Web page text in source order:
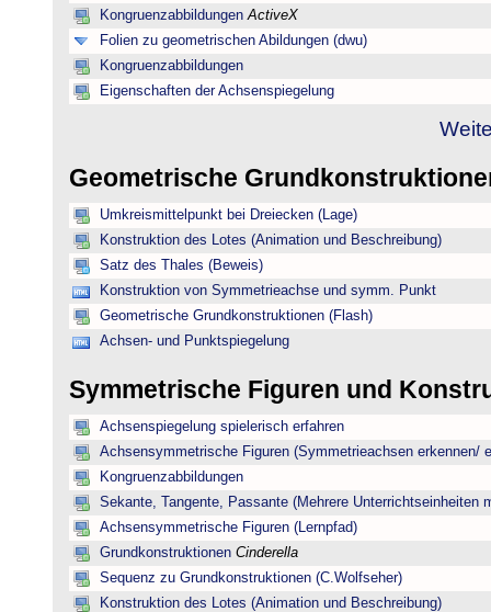
Kongruenzabbildungen ActiveX
Folien zu geometrischen Abildungen (dwu)
Kongruenzabbildungen
Eigenschaften der Achsenspiegelung
Geometrische
Umkreismittelpunkt bei Dreiecken (Lage)
Konstruktion des Lotes (Animation und Beschreibung)
Satz des Thales (Beweis)
Konstruktion von Symmetrieachse und symm. Punkt
Geometrische Grundkonstruktionen (Flash)
Achsen- und Punktspiegelung
Symmetrische Figuren und
Achsenspiegelung spielerisch erfahren
Achsensymmetrische Figuren (Symmetrieachsen erkennen/
Kongruenzabbildungen
Sekante, Tangente, Passante (Mehrere Unterrichtseinheiten
Achsensymmetrische Figuren (Lernpfad)
Grundkonstruktionen Cinderella
Sequenz zu Grundkonstruktionen (C.Wolfseher)
Konstruktion des Lotes (Animation und Beschreibung)